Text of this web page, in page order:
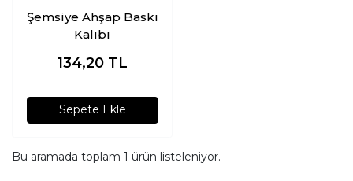
Şemsiye Ahşap Baskı
Kalıbı
134,20 TL
Sepete Ekle
Bu aramada toplam 1 ürün listeleniyor.